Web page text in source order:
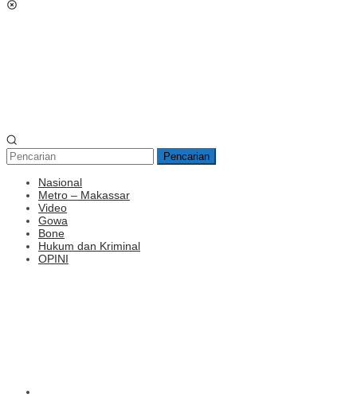
Pencarian
Nasional
Metro – Makassar
Video
Gowa
Bone
Hukum dan Kriminal
OPINI